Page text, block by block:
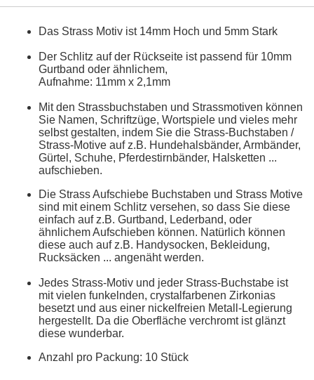
Das Strass Motiv ist 14mm Hoch und 5mm Stark
Der Schlitz auf der Rückseite ist passend für 10mm
Gurtband oder ähnlichem,
Aufnahme: 11mm x 2,1mm
Mit den Strassbuchstaben und Strassmotiven können
Sie Namen, Schriftzüge, Wortspiele und vieles mehr
selbst gestalten, indem Sie die Strass-Buchstaben /
Strass-Motive auf z.B. Hundehalsbänder, Armbänder,
Gürtel, Schuhe, Pferdestirnbänder, Halsketten ...
aufschieben.
Die Strass Aufschiebe Buchstaben und Strass Motive
sind mit einem Schlitz versehen, so dass Sie diese
einfach auf z.B. Gurtband, Lederband, oder
ähnlichem Aufschieben können. Natürlich können
diese auch auf z.B. Handysocken, Bekleidung,
Rucksäcken ... angenäht werden.
Jedes Strass-Motiv und jeder Strass-Buchstabe ist
mit vielen funkelnden, crystalfarbenen Zirkonias
besetzt und aus einer nickelfreien Metall-Legierung
hergestellt. Da die Oberfläche verchromt ist glänzt
diese wunderbar.
Anzahl pro Packung: 10 Stück